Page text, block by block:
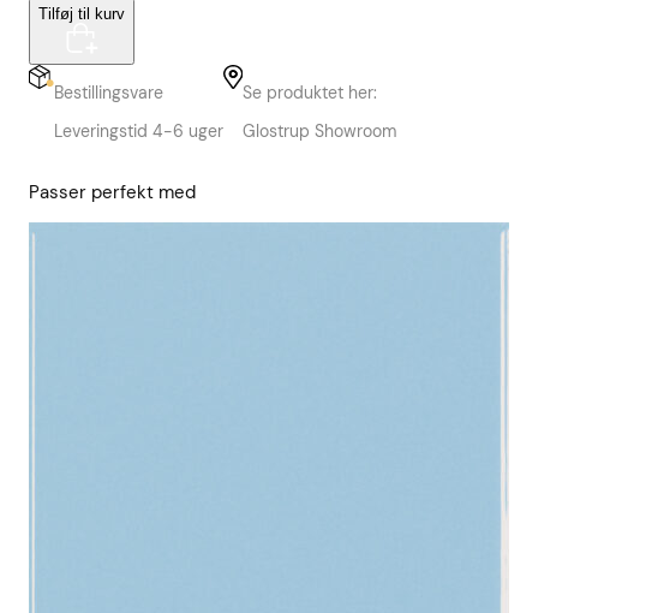
Tilføj til kurv
Bestillingsvare
Leveringstid 4-6 uger
Se produktet her:
Glostrup Showroom
Passer perfekt med